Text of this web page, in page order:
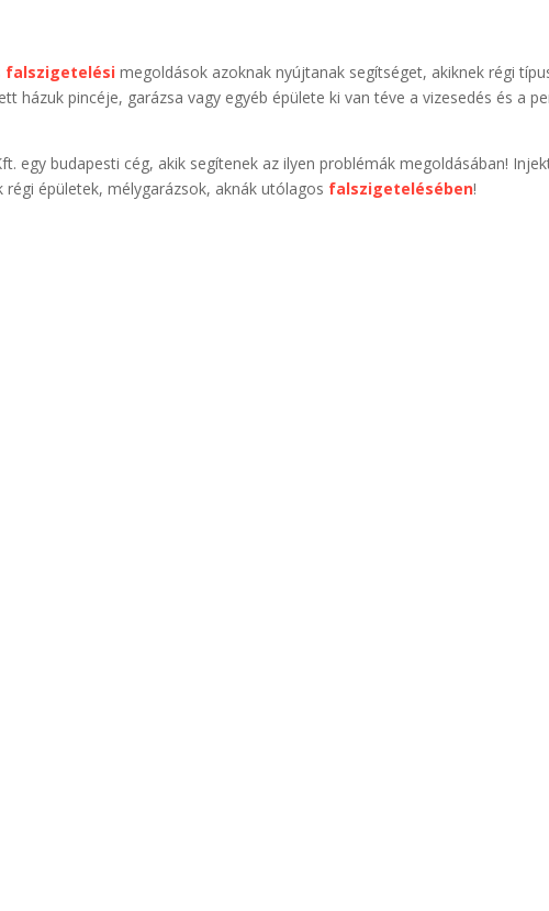
falszigetelési megoldások azoknak nyújtanak segítséget, akiknek régi
házuk pincéje, garázsa vagy egyéb épülete ki van téve a vizesedés és a
egy budapesti cég, akik segítenek az ilyen problémák megoldásában!
régi épületek, mélygarázsok, aknák utólagos falszigetelésében!